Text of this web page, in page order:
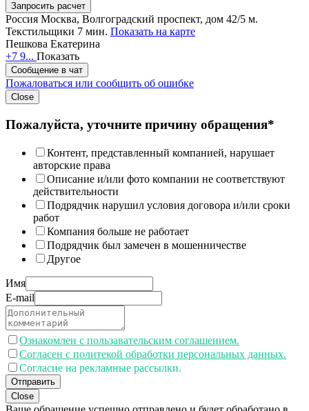
Запросить расчет
Россия Москва, Волгоградский проспект, дом 42/5 м.
Текстильщики 7 мин. Показать на карте
Пешкова Екатерина
+7 9... Показать
Сообщение в чат
Пожаловаться или сообщить об ошибке
Close
Пожалуйста, уточните причину обращения*
Контент, представленный компанией, нарушает
авторские права
Описание и/или фото компании не соответствуют
действительности
Подрядчик нарушил условия договора и/или сроки
работ
Компания больше не работает
Подрядчик был замечен в мошенничестве
Другое
Имя
E-mail
Ознакомлен с пользавательским соглашением.
Согласен с политекой обработки персональных данных.
Согласие на рекламные рассылки.
Отправить
Close